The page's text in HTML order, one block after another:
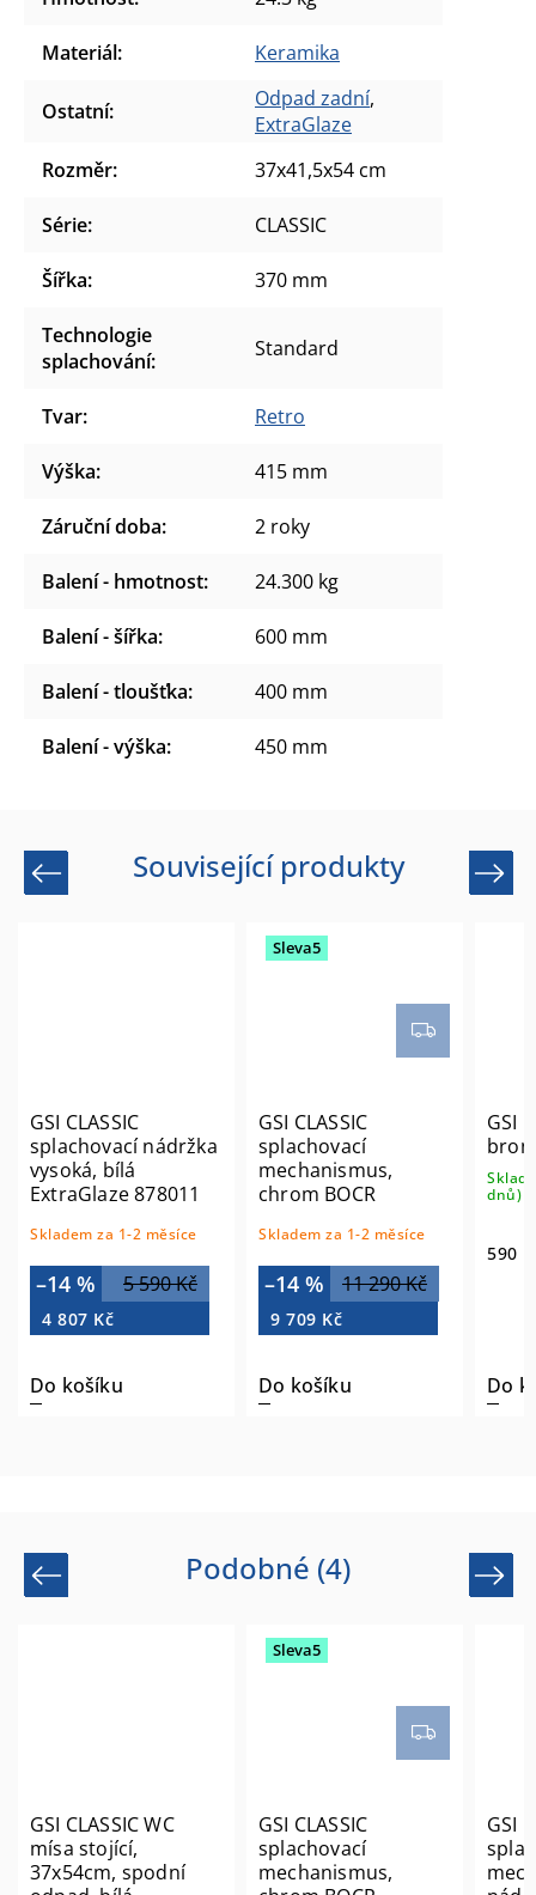
Materiál: Keramika
Ostatní: Odpad zadní,
ExtraGlaze
Rozměr: 37x41,5x54 cm
Série: CLASSIC
Šířka: 370 mm
Technologie
splachování: Standard
Tvar: Retro
Výška: 415 mm
Záruční doba: 2 roky
Balení - hmotnost: 24.300 kg
Balení - šířka: 600 mm
Balení - tloušťka: 400 mm
Balení - výška: 450 mm
Související produkty
Previous
GSI CLASSIC
splachovací nádržka
vysoká, bílá
ExtraGlaze 878011
Skladem za 1-2 měsíce
5 590 Kč
–14 %
4 807 Kč
Do košíku
Sleva5
GSI CLASSIC
splachovací
mechanismus,
chrom BOCR
Skladem za 1-2 měsíce
11 290 Kč
–14 %
9 709 Kč
Do košíku
GSI
dnů)
590
Do
Next
Podobné (4)
Previous
GSI CLASSIC WC
mísa stojící,
37x54cm, spodní
Sleva5
GSI CLASSIC
splachovací
mechanismus,
GSI
Next